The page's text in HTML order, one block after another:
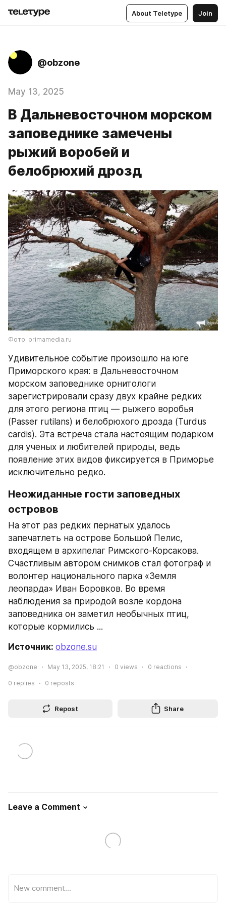
About Teletype Join
@obzone
May 13, 2025
В Дальневосточном морском
заповеднике замечены
рыжий воробей и
белобрюхий дрозд
Фото: primamedia.ru
Удивительное событие произошло на юге
Приморского края: в Дальневосточном
морском заповеднике орнитологи
зарегистрировали сразу двух крайне редких
для этого региона птиц — рыжего воробья
(Passer rutilans) и белобрюхого дрозда (Turdus
cardis). Эта встреча стала настоящим подарком
для ученых и любителей природы, ведь
появление этих видов фиксируется в Приморье
исключительно редко.
Неожиданные гости заповедных
островов
На этот раз редких пернатых удалось
запечатлеть на острове Большой Пелис,
входящем в архипелаг Римского-Корсакова.
Счастливым автором снимков стал фотограф и
волонтер национального парка «Земля
леопарда» Иван Боровков. Во время
наблюдения за природой возле кордона
заповедника он заметил необычных птиц,
которые кормились ...
Источник: obzone.su
@obzone May 13, 2025, 18:21 0 views 0 reactions
0 replies 0 reposts
Repost Share
Leave a Comment